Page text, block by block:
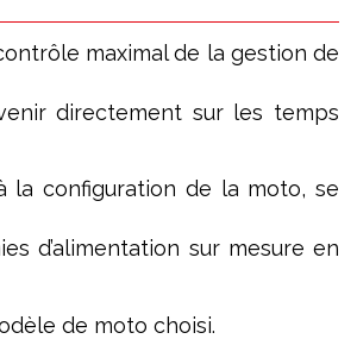
maximal de la gestion de
directement sur les temps
la configuration de la moto, se
d’alimentation sur mesure en
de moto choisi.